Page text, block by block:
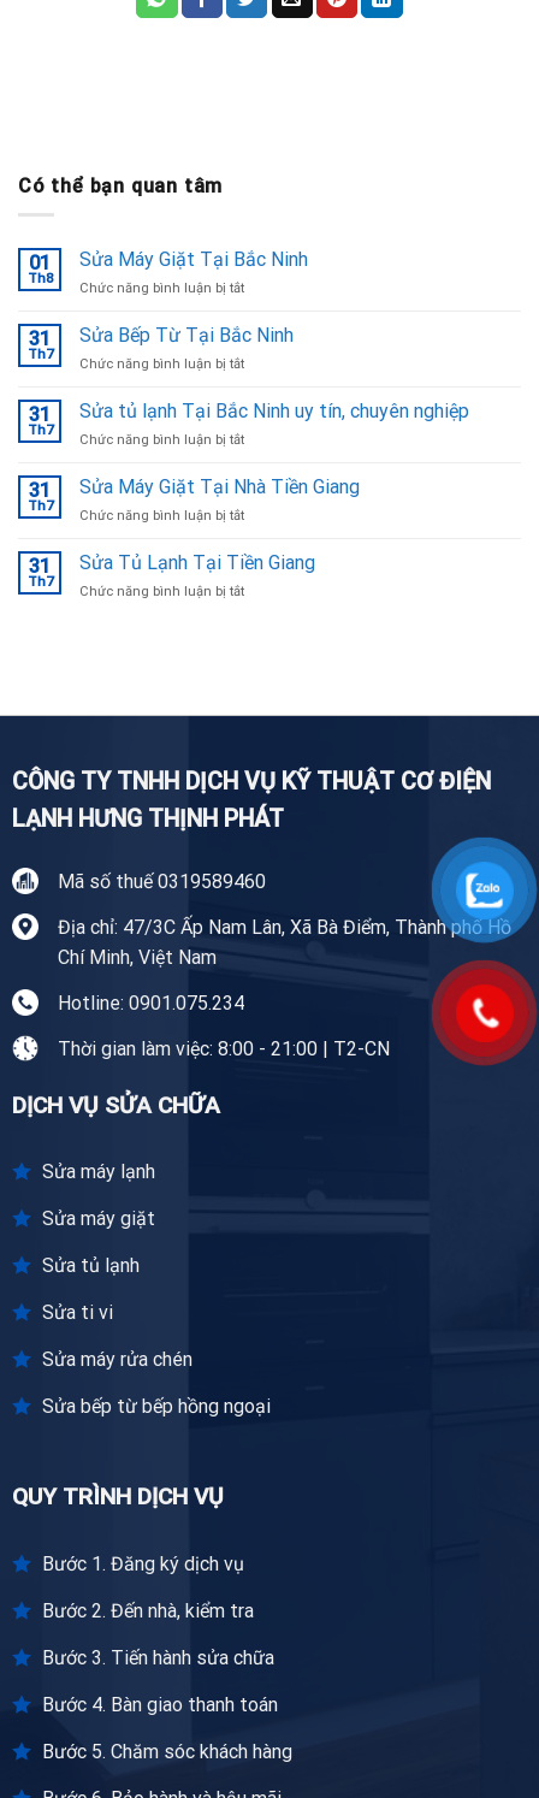
Có thể bạn quan tâm
01
Th8
Sửa Máy Giặt Tại Bắc Ninh
Chức năng bình luận bị tắtở
Máy
Tại
Ninh
31
Th7
Sửa Bếp Từ Tại Bắc Ninh
Chức năng bình luận bị tắtở
Bếp
Tại
Ninh
31
Th7
Sửa tủ lạnh Tại Bắc Ninh uy tín, chuyên nghiệp
Chức năng bình luận bị tắtở
tủ
Tại
Ninh
31
Th7
Sửa Máy Giặt Tại Nhà Tiền Giang
Chức năng bình luận bị tắtở
Máy
Tại
31
Th7
Sửa Tủ Lạnh Tại Tiền Giang
Chức năng bình luận bị tắtở
Giang
CÔNG TY TNHH DỊCH VỤ KỸ THUẬT CƠ ĐIỆN
LẠNH HƯNG THỊNH PHÁT
Mã số thuế 0319589460
Địa chỉ: 47/3C Ấp Nam Lân, Xã Bà Điểm, Thành phố Hồ
Chí Minh, Việt Nam
Hotline: 0901.075.234
Thời gian làm việc: 8:00 - 21:00 | T2-CN
DỊCH VỤ SỬA CHỮA
Sửa máy lạnh
Sửa máy giặt
Sửa tủ lạnh
Sửa ti vi
Sửa máy rửa chén
Sửa bếp từ bếp hồng ngoại
QUY TRÌNH DỊCH VỤ
Bước 1. Đăng ký dịch vụ
Bước 2. Đến nhà, kiểm tra
Bước 3. Tiến hành sửa chữa
Bước 4. Bàn giao thanh toán
Bước 5. Chăm sóc khách hàng